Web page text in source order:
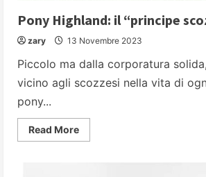
Pony Highland: il “principe
zary 13 Novembre 2023
Piccolo ma dalla corporatura
vicino agli scozzesi nella vita di
pony...
Read MoreRead
more